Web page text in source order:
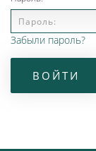
Забыли пароль?